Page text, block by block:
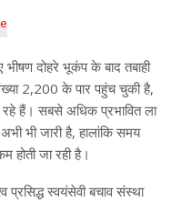
दोहरे भूकंप के बाद तबाही
2,200 के पार पहुंच चुकी है,
हैं। सबसे अधिक प्रभावित ला
भी जारी है, हालांकि समय
होती जा रही है।
स्वयंसेवी बचाव संस्था